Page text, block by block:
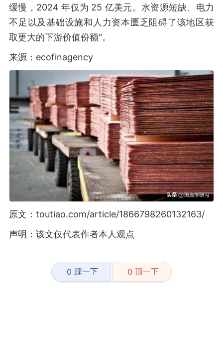
缓慢，2024 年仅为 25 亿美元。水资源短缺、电力
不足以及基础设施和人力资本匮乏阻碍了该地区获
取更大的下游价值份额"。
来源：ecofinagency
原文：toutiao.com/article/1866798260132163/
声明：该文仅代表作者本人观点
0 踩一下 0 顶一下